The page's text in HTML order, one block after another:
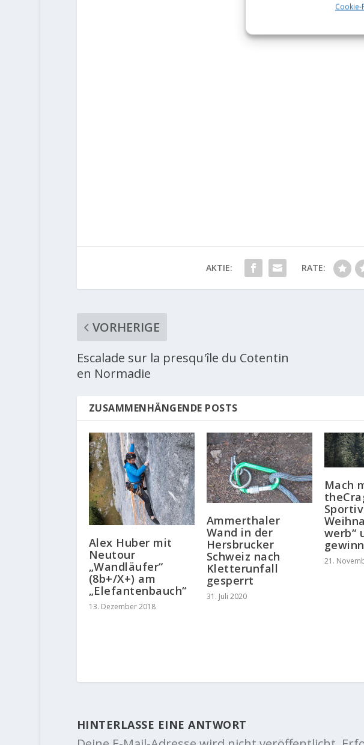
Cookie-
AKTIE: RATE:
VORHERIGE
Escalade sur la presqu'île du Cotentin
en Normadie
ZUSAMMENHÄNGENDE POSTS
Alex Huber mit
Neutour
„Wandläufer“
(8b+/X+) am
„Elefantenbauch“
13. Dezember 2018
Ammerthaler
Wand in der
Hersbrucker
Schweiz nach
Kletterunfall
gesperrt
31. Juli 2020
Mach
werb“
21.
HINTERLASSE EINE ANTWORT